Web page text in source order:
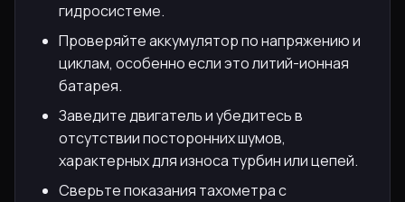
гидросистеме.
Проверяйте аккумулятор по напряжению и
циклам, особенно если это литий-ионная
батарея.
Заведите двигатель и убедитесь в
отсутствии посторонних шумов,
характерных для износа турбин или цепей.
Сверьте показания тахометра с